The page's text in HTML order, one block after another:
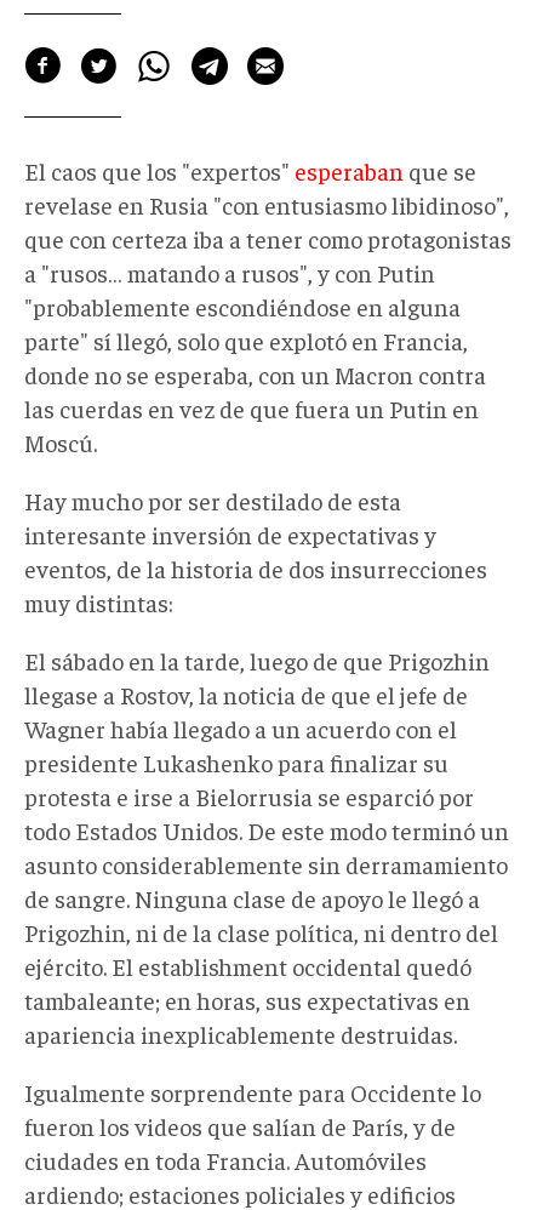
El caos que los "expertos" esperaban que se
revelase en Rusia "con entusiasmo libidinoso",
que con certeza iba a tener como protagonistas
a "rusos… matando a rusos", y con Putin
"probablemente escondiéndose en alguna
parte" sí llegó, solo que explotó en Francia,
donde no se esperaba, con un Macron contra
las cuerdas en vez de que fuera un Putin en
Moscú.
Hay mucho por ser destilado de esta
interesante inversión de expectativas y
eventos, de la historia de dos insurrecciones
muy distintas:
El sábado en la tarde, luego de que Prigozhin
llegase a Rostov, la noticia de que el jefe de
Wagner había llegado a un acuerdo con el
presidente Lukashenko para finalizar su
protesta e irse a Bielorrusia se esparció por
todo Estados Unidos. De este modo terminó un
asunto considerablemente sin derramamiento
de sangre. Ninguna clase de apoyo le llegó a
Prigozhin, ni de la clase política, ni dentro del
ejército. El establishment occidental quedó
tambaleante; en horas, sus expectativas en
apariencia inexplicablemente destruidas.
Igualmente sorprendente para Occidente lo
fueron los videos que salían de París, y de
ciudades en toda Francia. Automóviles
ardiendo; estaciones policiales y edificios